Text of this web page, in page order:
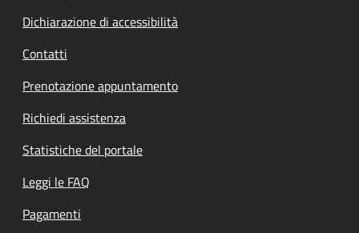
Dichiarazione di accessibilità
Contatti
Prenotazione appuntamento
Richiedi assistenza
Statistiche del portale
Leggi le FAQ
Pagamenti